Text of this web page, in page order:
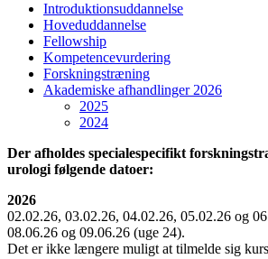
Introduktionsuddannelse
Hoveduddannelse
Fellowship
Kompetencevurdering
Forskningstræning
Akademiske afhandlinger 2026
2025
2024
Der afholdes specialespecifikt
urologi følgende datoer:
2026
02.02.26, 03.02.26, 04.02.26, 05.02.26 og
08.06.26 og 09.06.26 (uge 24).
Det er ikke længere muligt at tilmelde sig